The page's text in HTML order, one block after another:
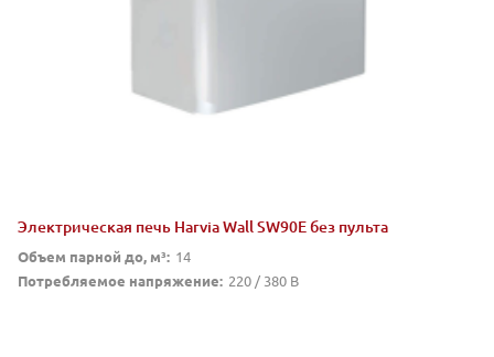
Электрическая печь Harvia Wall SW90E без пульта
Объем парной до, м³: 14
Потребляемое напряжение: 220 / 380 В